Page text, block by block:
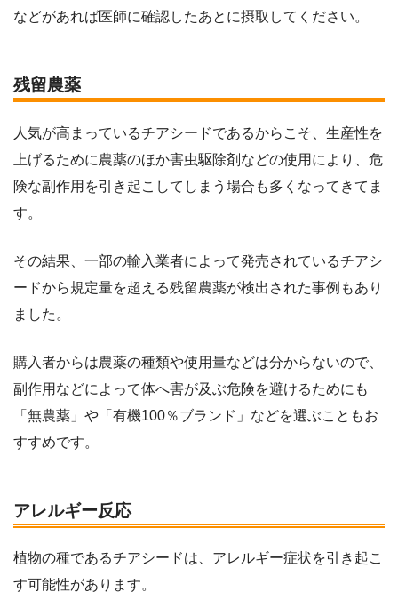
などがあれば医師に確認したあとに摂取してください。
残留農薬
人気が高まっているチアシードであるからこそ、生産性を
上げるために農薬のほか害虫駆除剤などの使用により、危
険な副作用を引き起こしてしまう場合も多くなってきてま
す。
その結果、一部の輸入業者によって発売されているチアシ
ードから規定量を超える残留農薬が検出された事例もあり
ました。
購入者からは農薬の種類や使用量などは分からないので、
副作用などによって体へ害が及ぶ危険を避けるためにも
「無農薬」や「有機100％ブランド」などを選ぶこともお
すすめです。
アレルギー反応
植物の種であるチアシードは、アレルギー症状を引き起こ
す可能性があります。